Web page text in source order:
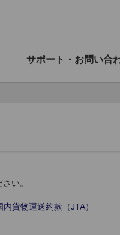
サポート・お問い合
い。
内貨物運送約款（JTA）